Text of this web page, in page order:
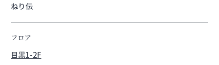
ねり伝
フロア
目黒1-2F